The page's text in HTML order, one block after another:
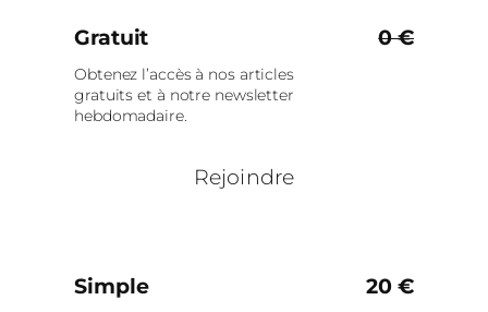
Gratuit
Obtenez l’accès à nos articles
gratuits et à notre newsletter
hebdomadaire.
0 €
Rejoindre
Simple 20 €